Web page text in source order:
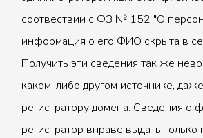
соотвествии с ФЗ № 152 "О
информация о его ФИО скрыта в
Получить эти сведения так же
каком-либо другом источнике,
регистратору домена. Сведения о
регистратор вправе выдать только